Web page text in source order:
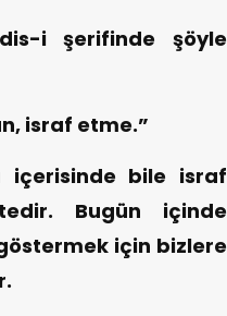
i şerifinde şöyle
israf etme.”
içerisinde bile israf
Bugün içinde
için bizlere